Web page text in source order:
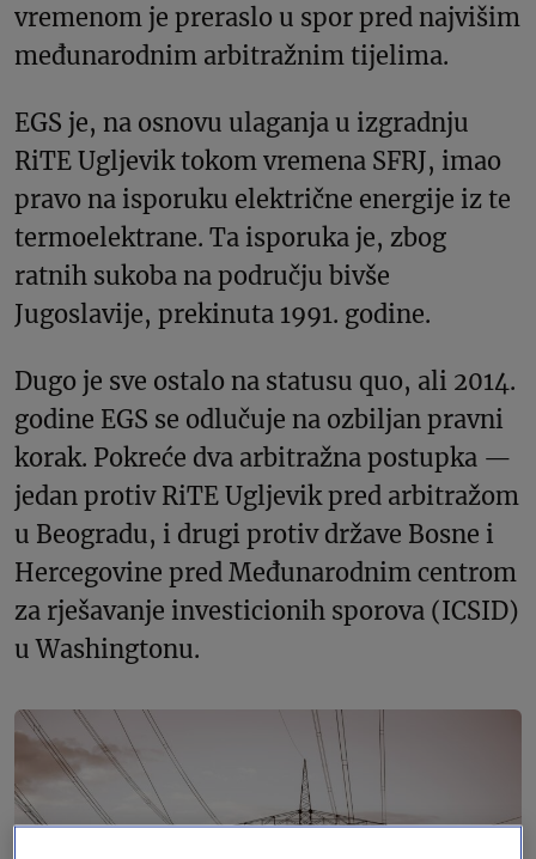
vremenom je preraslo u spor pred najvišim
međunarodnim arbitražnim tijelima.
EGS je, na osnovu ulaganja u izgradnju
RiTE Ugljevik tokom vremena SFRJ, imao
pravo na isporuku električne energije iz te
termoelektrane. Ta isporuka je, zbog
ratnih sukoba na području bivše
Jugoslavije, prekinuta 1991. godine.
Dugo je sve ostalo na statusu quo, ali 2014.
godine EGS se odlučuje na ozbiljan pravni
korak. Pokreće dva arbitražna postupka —
jedan protiv RiTE Ugljevik pred arbitražom
u Beogradu, i drugi protiv države Bosne i
Hercegovine pred Međunarodnim centrom
za rješavanje investicionih sporova (ICSID)
u Washingtonu.